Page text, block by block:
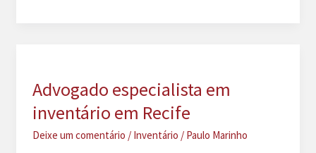
a
passo
cartório
Advogado especialista em
inventário em Recife
Deixe um comentário / Inventário / Paulo Marinho